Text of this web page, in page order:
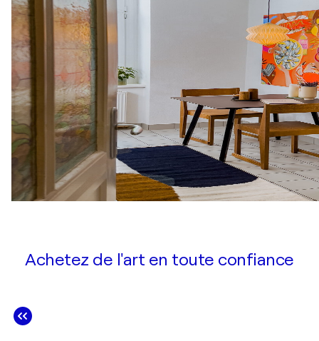
Achetez de l'art en toute confiance